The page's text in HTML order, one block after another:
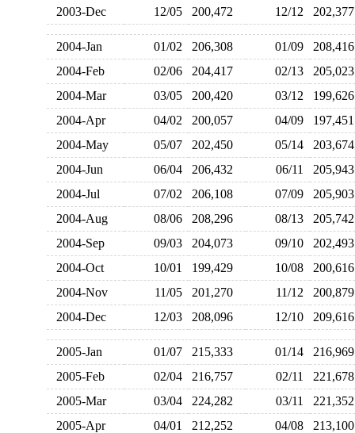
2003-Dec
12/05 200,472 12/12
2004-Jan 01/02 206,308 01/09
2004-Feb
02/06 204,417 02/13
2004-Mar
03/05 200,420 03/12
2004-Apr
04/02 200,057 04/09
2004-May
05/07 202,450 05/14
2004-Jun
06/04 206,432 06/11
2004-Jul
07/02 206,108 07/09
2004-Aug
08/06 208,296 08/13
2004-Sep
09/03 204,073 09/10
2004-Oct
10/01 199,429 10/08
2004-Nov
11/05 201,270 11/12
2004-Dec
12/03 208,096 12/10
2005-Jan 01/07 215,333 01/14
2005-Feb
02/04 216,757 02/11
2005-Mar
03/04 224,282 03/11
2005-Apr
04/01 212,252 04/08